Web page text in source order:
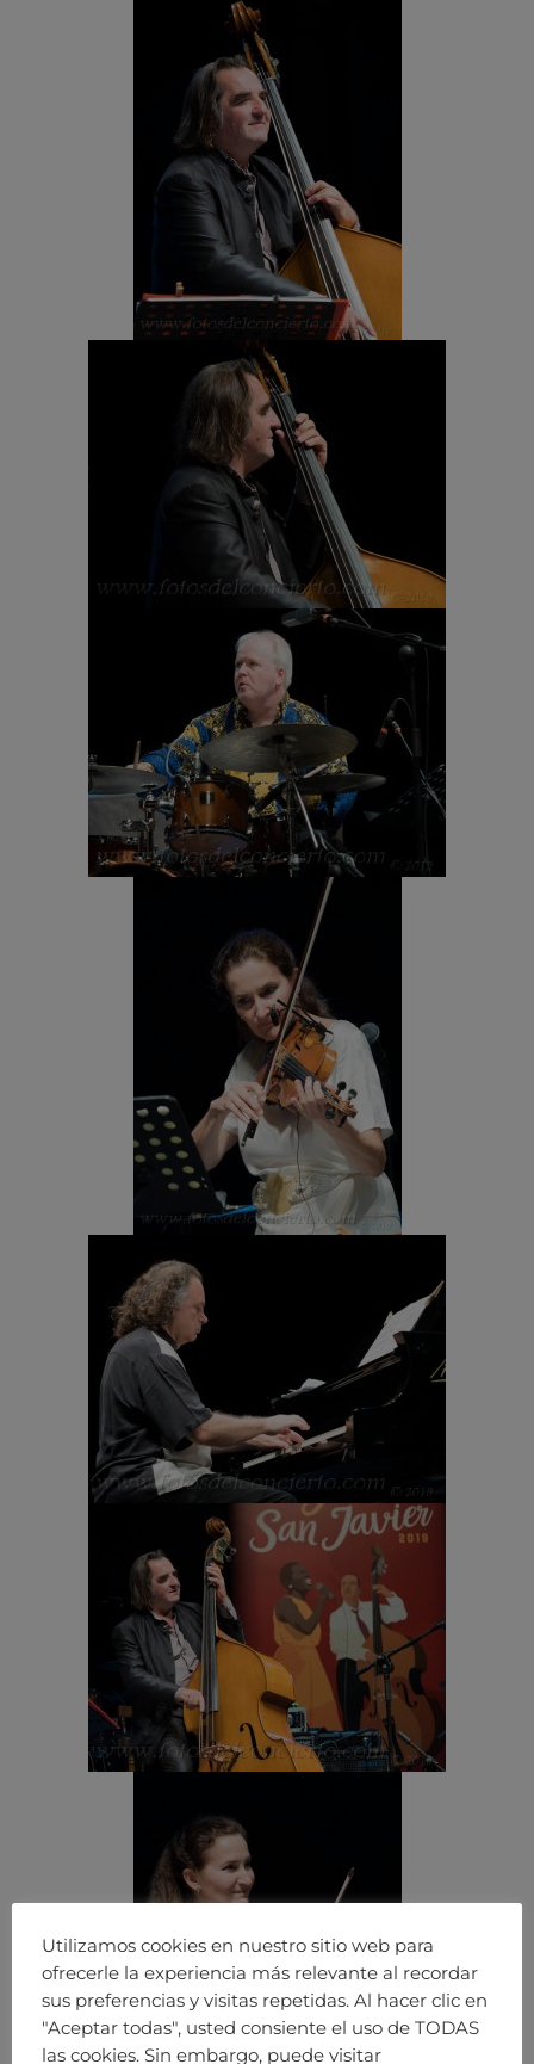
Utilizamos cookies en nuestro sitio web para
ofrecerle la experiencia más relevante al recordar
sus preferencias y visitas repetidas. Al hacer clic en
"Aceptar todas", usted consiente el uso de TODAS
las cookies. Sin embargo, puede visitar